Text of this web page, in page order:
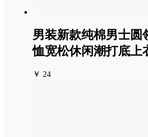
男装新款纯棉男士圆
恤宽松休闲潮打底上
￥ 24